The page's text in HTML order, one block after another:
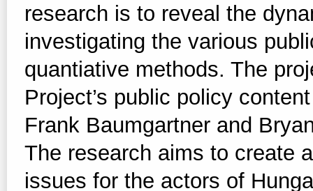
research is to reveal the
investigating the various
quantiative methods. The
Project’s public policy
Frank Baumgartner and
The research aims to create
issues for the actors of